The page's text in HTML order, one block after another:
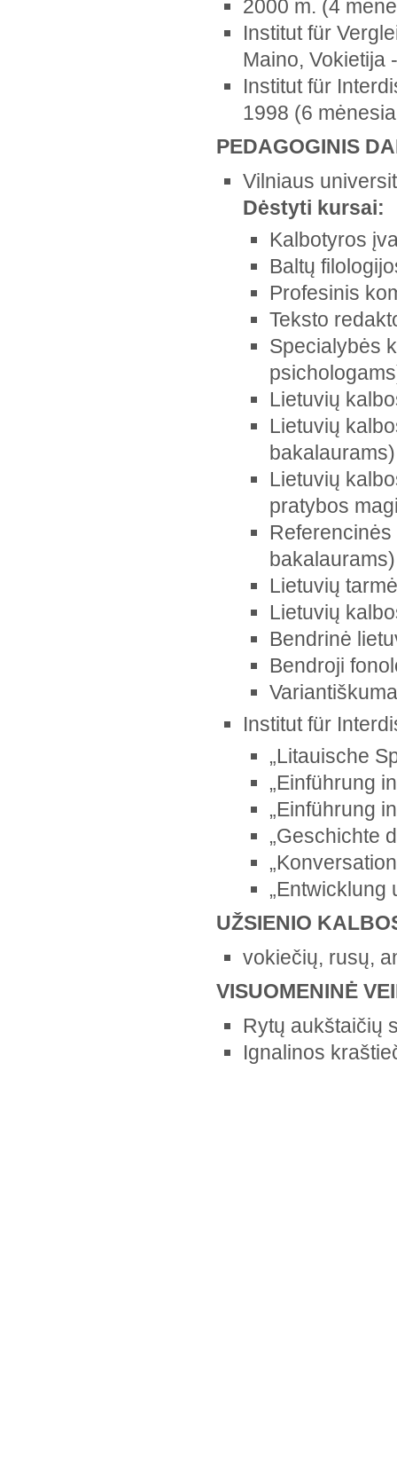
2000 m. (4
Institut für
Maino, Vokietija
Institut für
1998 (6
PEDAGOGINIS
Vilniaus
Dėstyti kursai:
Kalbotyros
Baltų
Profesinis
Teksto
Specialybės
Lietuvių
Lietuvių
Lietuvių
pratybos
Lietuvių
Lietuvių
Bendrinė
Bendroji
Institut für
„Litauische
„Einführung
„Einführung
„Geschichte
„Entwicklung
UŽSIENIO
vokiečių, rusų,
VISUOMENINĖ
Rytų aukštaičių
Ignalinos